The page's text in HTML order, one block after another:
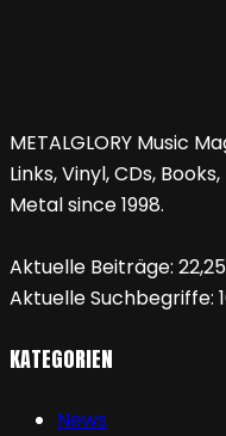
METALGLORY Music
Links, Vinyl, CDs,
Metal since 1998.
Aktuelle Beiträge:
Aktuelle Suchbegriffe:
KATEGORIEN
News